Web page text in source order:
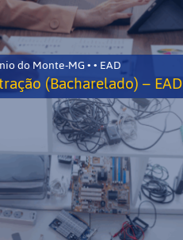
Santo Antônio do Monte-MG • • EAD
(Bacharelado) – EAD